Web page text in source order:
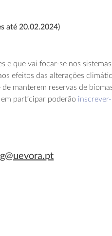
até 20.02.2024)
e que vai focar-se nos
efeitos das alterações
manterem reservas de
participar poderão